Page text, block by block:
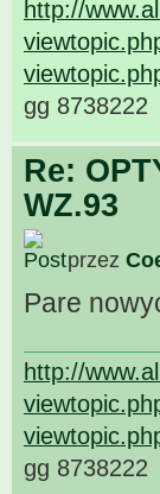
http://
gg 8738222
Re:
WZ.93
przez
Pare
http://
gg 8738222